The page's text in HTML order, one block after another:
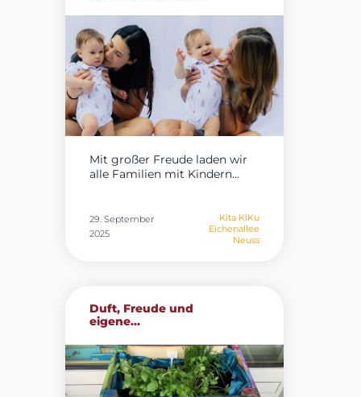
Mit großer Freude laden wir
alle Familien mit Kindern...
29. September
2025
Kita KiKu
Eichenallee
Neuss
Duft, Freude und
eigene...